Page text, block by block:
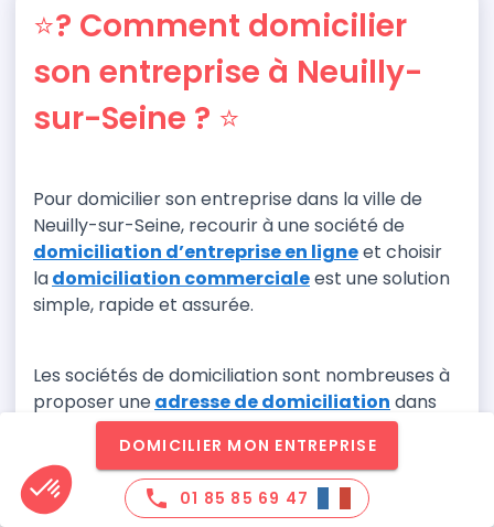
⭐? Comment domicilier
son entreprise à Neuilly-
sur-Seine ? ⭐
Pour domicilier son entreprise dans la ville de
Neuilly-sur-Seine, recourir à une société de
domiciliation d’entreprise en ligneet choisir
ladomiciliation commercialeest une solution
simple, rapide et assurée.
Les sociétés de domiciliation sont nombreuses à
proposer uneadresse de domiciliation dans
cette ville.
Il suffit à l’entrepreneur de choisir parmi ces
DOMICILIER MON ENTREPRISE
phone 01 85 85 69 47